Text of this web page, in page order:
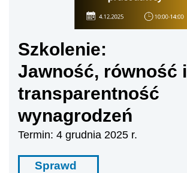
Szkolenie:
Jawność, równość i
transparentność
wynagrodzeń
Termin: 4 grudnia 2025 r.
Sprawd